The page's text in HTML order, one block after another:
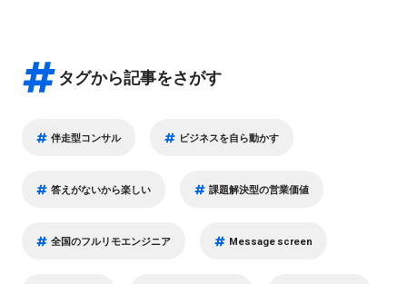
タグから記事をさがす
伴走型コンサル ビジネスを自ら動かす
答えがないから楽しい 課題解決型の営業価値
全国のフルリモエンジニア Message screen